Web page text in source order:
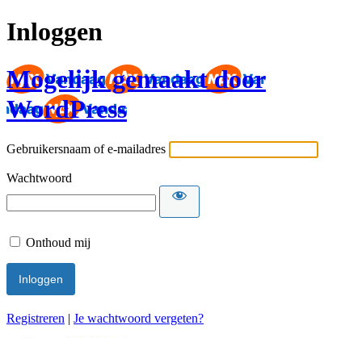
Inloggen
Mogelijk gemaakt door
WordPress
Gebruikersnaam of e-mailadres
Wachtwoord
Onthoud mij
Registreren | Je wachtwoord vergeten?